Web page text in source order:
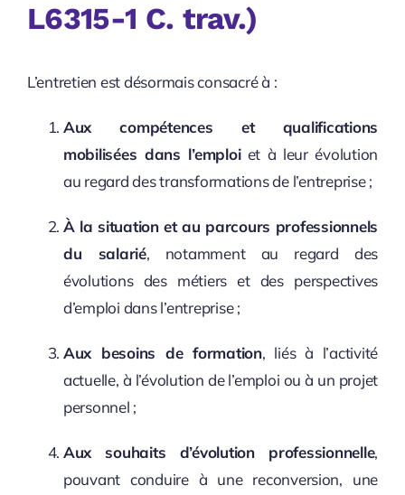
L6315-1 C. trav.)
L’entretien est désormais consacré à :
Aux compétences et qualifications
mobilisées dans l’emploiet à leur évolution
au regard des transformations de l’entreprise ;
À la situation et au parcours professionnels
du salarié, notamment au regard des
évolutions des métiers et des perspectives
d’emploi dans l’entreprise ;
Aux besoins de formation, liés à l’activité
actuelle, à l’évolution de l’emploi ou à un projet
personnel ;
Aux souhaits d’évolution professionnelle,
pouvant conduire à une reconversion, une